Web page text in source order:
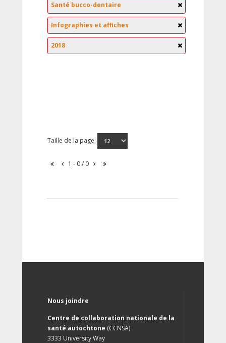
Santé bucco-dentaire
Infographies et affiches
2018
Taille de la page:
1 - 0 / 0
Nous joindre
Centre de collaboration nationale de la
santé autochtone (CCNSA)
3333 University Way